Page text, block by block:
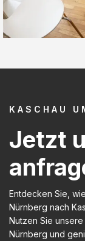
KASCHAU
Jetzt
Entdecken Sie,
Nürnberg nach
Nutzen Sie unsere
Nürnberg und